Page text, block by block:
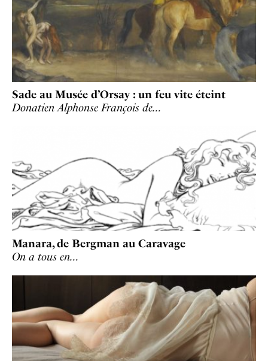
Sade au Musée d’Orsay : un feu vite éteint
Donatien Alphonse François de…
Manara, de Bergman au Caravage
On a tous en…